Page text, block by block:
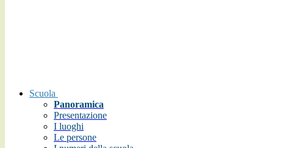
Scuola
Panoramica
Presentazione
I luoghi
Le persone